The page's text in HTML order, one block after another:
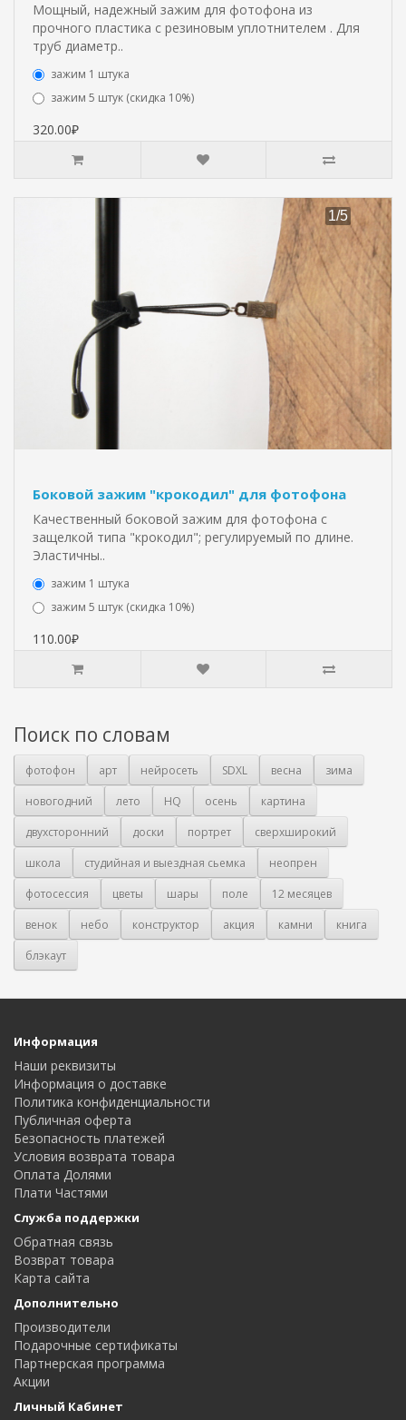
Мощный, надежный зажим для фотофона из
прочного пластика с резиновым уплотнителем . Для
труб диаметр..
зажим 1 штука
зажим 5 штук (скидка 10%)
320.00₽
Боковой зажим "крокодил" для фотофона
Качественный боковой зажим для фотофона с
защелкой типа "крокодил"; регулируемый по длине.
Эластичны..
зажим 1 штука
зажим 5 штук (скидка 10%)
110.00₽
Поиск по словам
фотофон арт нейросеть SDXL весна
зима
новогодний
лето HQ осень
картина
двухсторонний
доски портрет
сверхширокий
школа
студийная и выездная сьемка
неопрен
фотосессия
цветы шары поле
12 месяцев
венок
небо конструктор акция камни
книга
блэкаут
Информация
Наши реквизиты
Информация о доставке
Политика конфиденциальности
Публичная оферта
Безопасность платежей
Условия возврата товара
Оплата Долями
Плати Частями
Служба поддержки
Обратная связь
Возврат товара
Карта сайта
Дополнительно
Производители
Подарочные сертификаты
Партнерская программа
Акции
Личный Кабинет